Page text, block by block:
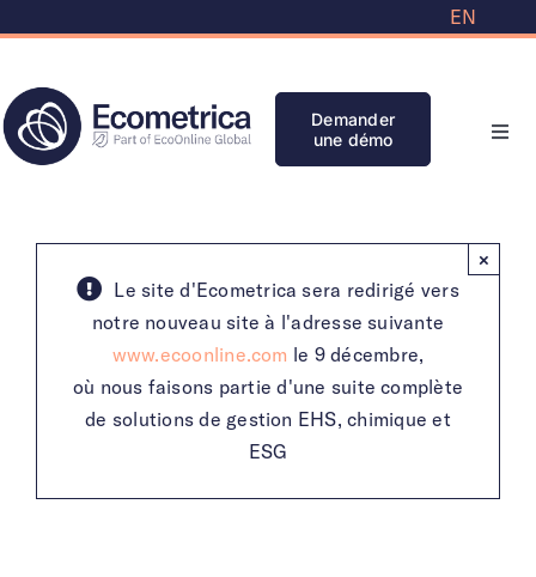
EN
Demander
une démo
Partenaires
Banque de connaissances
Le site d'Ecometrica sera redirigé vers
notre nouveau site à l'adresse suivante
www.ecoonline.com le 9 décembre,
où nous faisons partie d'une suite complète
de solutions de gestion EHS, chimique et
ESG
×